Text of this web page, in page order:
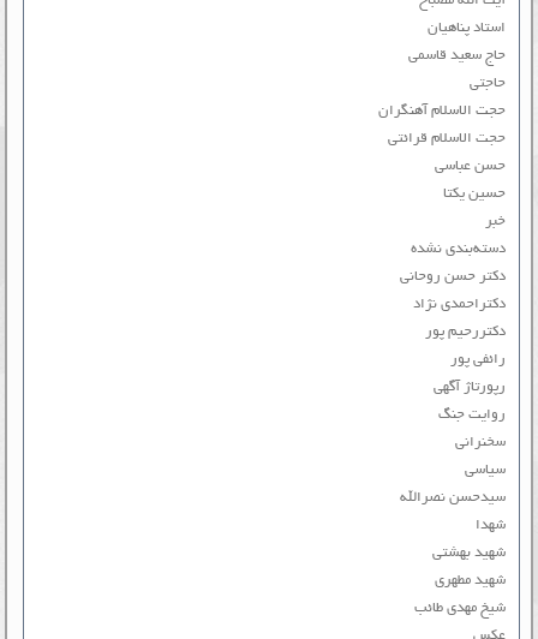
استاد پناهیان
حاج سعید قاسمی
حاجتی
حجت الاسلام آهنگران
حجت الاسلام قرائتی
حسن عباسی
حسین یکتا
خبر
دسته‌بندی نشده
دکتر حسن روحانی
دکتراحمدی نژاد
دکتررحیم پور
رائفی پور
رپورتاژ آگهی
روایت جنگ
سخنرانی
سیاسی
سیدحسن نصرالله
شهدا
شهید بهشتی
شهید مطهری
شیخ مهدی طائب
عکس